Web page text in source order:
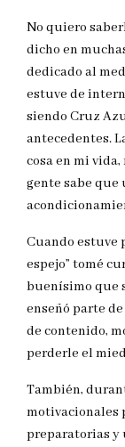
No quiero
dicho en
dedicado al
estuve de
siendo Cruz
antecedentes.
cosa en mi
gente sabe
Cuando estuve
espejo” tomé
buenísimo que
enseñó parte
de contenido,
perderle el
También,
motivacionales
preparatorias y